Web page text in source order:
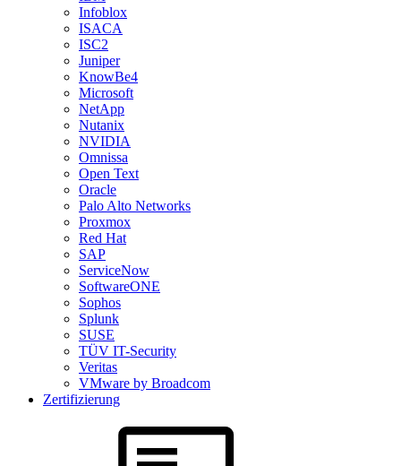
Infoblox
ISACA
ISC2
Juniper
KnowBe4
Microsoft
NetApp
Nutanix
NVIDIA
Omnissa
Open Text
Oracle
Palo Alto Networks
Proxmox
Red Hat
SAP
ServiceNow
SoftwareONE
Sophos
Splunk
SUSE
TÜV IT-Security
Veritas
VMware by Broadcom
Zertifizierung